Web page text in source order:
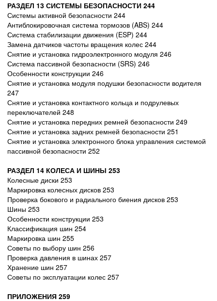
РАЗДЕЛ 13 СИСТЕМЫ БЕЗОПАСНОСТИ 244
Системы активной безопасности 244
Антиблокировочная система тормозов (ABS) 244
Система стабилизации движения (ESP) 244
Замена датчиков частоты вращения колес 244
Снятие и установка гидроэлектронного модуля 246
Система пассивной безопасности (SRS) 246
Особенности конструкции 246
Снятие и установка модуля подушки безопасности водителя
247
Снятие и установка контактного кольца и подрулевых
переключателей 248
Снятие и установка передних ремней безопасности 249
Снятие и установка задних ремней безопасности 251
Снятие и установка электронного блока управления системой
пассивной безопасности 252
РАЗДЕЛ 14 КОЛЕСА И ШИНЫ 253
Колесные диски 253
Маркировка колесных дисков 253
Проверка бокового и радиального биения дисков 253
Шины 253
Особенности конструкции 253
Классификация шин 254
Маркировка шин 255
Советы по выбору шин 256
Проверка давления в шинах 257
Хранение шин 257
Советы по эксплуатации колес 257
ПРИЛОЖЕНИЯ 259